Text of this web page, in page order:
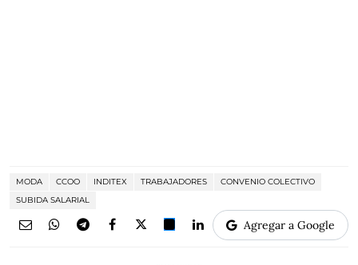
MODA CCOO INDITEX TRABAJADORES
CONVENIO COLECTIVO
SUBIDA SALARIAL
Agregar a Google